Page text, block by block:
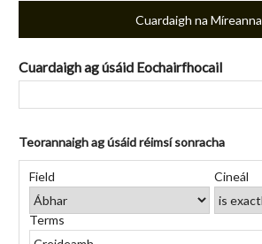
Cuardaigh na Míreanna
Cuardaigh ag úsáid Eochairfhocail
rows
"Teorannaigh
Teorannaigh ag úsáid réimsí sonracha
Réimse
Cuardaigh
Cineál
Cuardaigh
Focail
Chuardaigh
Search
Joiner
Field Cineál
Terms